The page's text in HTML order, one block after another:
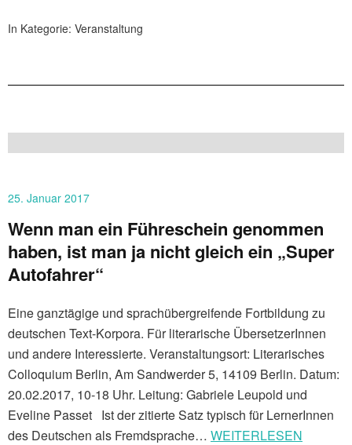
In Kategorie: Veranstaltung
25. Januar 2017
Wenn man ein Führeschein genommen
haben, ist man ja nicht gleich ein „Super
Autofahrer“
Eine ganztägige und sprachübergreifende Fortbildung zu
deutschen Text-Korpora. Für literarische ÜbersetzerInnen
und andere Interessierte. Veranstaltungsort: Literarisches
Colloquium Berlin, Am Sandwerder 5, 14109 Berlin. Datum:
20.02.2017, 10-18 Uhr. Leitung: Gabriele Leupold und
Eveline Passet Ist der zitierte Satz typisch für LernerInnen
des Deutschen als Fremdsprache… WEITERLESEN